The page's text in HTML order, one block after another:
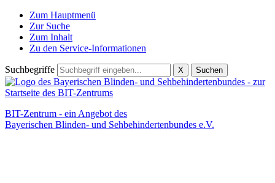
Zum Hauptmenü
Zur Suche
Zum Inhalt
Zu den Service-Informationen
Suchbegriffe X Suchen
BIT-Zentrum - ein Angebot des
Bayerischen Blinden- und Sehbehindertenbundes e.V.